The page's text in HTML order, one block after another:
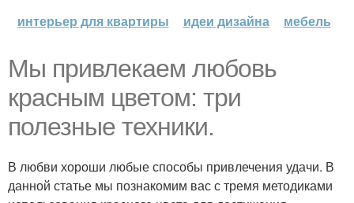
интерьер для квартиры
идеи дизайна мебель
Мы привлекаем любовь
красным цветом: три
полезные техники.
В любви хороши любые способы привлечения удачи. В
данной статье мы познакомим вас с тремя методиками